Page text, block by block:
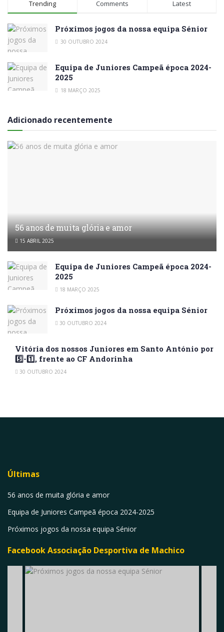
Trending Comments Latest
Próximos jogos da nossa equipa Sénior
30 OUTUBRO 2024
Equipa de Juniores Campeã época 2024-
2025
18 MARÇO 2025
Adicionado recentemente
56 anos de muita glória e amor
15 ABRIL 2025
Equipa de Juniores Campeã época 2024-
2025
18 MARÇO 2025
Próximos jogos da nossa equipa Sénior
30 OUTUBRO 2024
Vitória dos nossos Juniores em Santo António por
5️⃣-1️⃣, frente ao CF Andorinha
30 OUTUBRO 2024
Últimas
56 anos de muita glória e amor
Equipa de Juniores Campeã época 2024-2025
Próximos jogos da nossa equipa Sénior
Facebook Associação Desportiva de Machico